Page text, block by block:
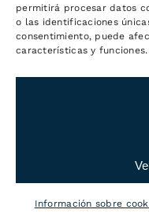
permitirá procesar datos
o las identificaciones
consentimiento, puede
características y funciones.
Información sobre
la idea de
logístico a
se cuentan